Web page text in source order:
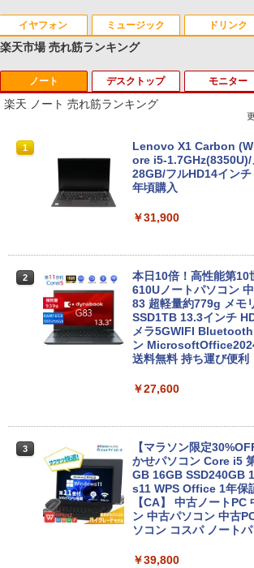
イヤフォン
Anker Soundcore P42i
全ワイヤレスイヤホン/
セリング 3.5 / マルチポ
間再生 / コンパクト形状/
5 防塵防水位規格/PSE技
￥9,990
￥5,990
Anker Soundcore
￥14,990
レスイヤホン bluetooth
軽量 ブルートゥースHi-Fi
るーとゅーす コードレス
セリング 自動ペアリン
付き 防水 タッチ式音量調
学/WEB会議 (コズミック
ミュージック
BRUCE WAYNE feat.
[Explicit]
BRUCE WAYNE feat.
見知らぬ糸
￥250
On My Road (Stadium
On My Road (Stadium
￥250
ドリンク
by Amazon 天然水 ラベ
富士山の天然水 バナジ
ウォーター ペットボト
￥1,380
ET ラベルレス ×8本
by Amazon 天然水ラベ
￥1,117
￥1,625
【Amazon.co.jp限定】
みきった日本の水 2L 8本
] [ 水 ] [ ペットボトル ] [
薬屋のひとりごと 17巻 (
ンガンコミックス)
ONE PIECE モノクロ版
異世界居酒屋「のぶ」
エース)
￥832
HUNTER×HUNTER モノ
スーパーの裏でヤニ吸う
版ビッグガンガンコミッ
￥810
楽天市場 売れ筋ランキング
ノート
楽天 ノート 売れ筋ランキング
1
Lenovo X1 Carbon
ore i5-1.7GHz(8350U)/
28GB/フルHD14イン
年頃購入
￥31,900
2
本日10倍！高性能第
610Uノートパソコン
83 超軽量約779g メモ
SSD1TB 13.3インチ
メラ5GWIFI Bluetooth
ン
送料無料 持ち運び便利
￥27,600
3
【マラソン限定
かせパソコン Core i5
GB 16GB SSD240GB
s11 WPS Office 1年保
【CA】 中古ノートPC
ン 中古パソコン 中古
ソコン コスパ ノート
￥39,800
デスクトップ モニター